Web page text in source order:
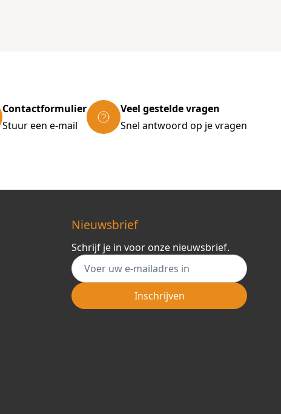
Contactformulier
Stuur een e-mail
Veel gestelde vragen
Snel antwoord op je vragen
Nieuwsbrief
Schrijf je in voor onze nieuwsbrief.
E-mail adres
Inschrijven